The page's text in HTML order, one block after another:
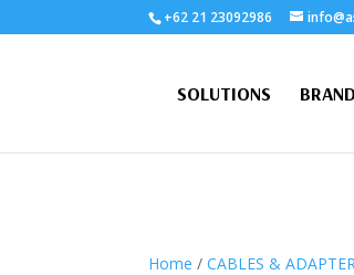
+62 21 23092986
SOLUTIONS
Home /CABLES &